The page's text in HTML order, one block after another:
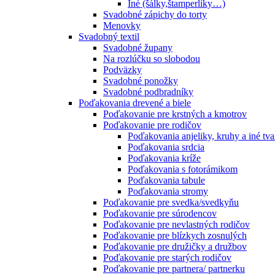
Iné (šálky,štamperlíky…)
Svadobné zápichy do torty
Menovky
Svadobný textil
Svadobné župany
Na rozlúčku so slobodou
Podväzky
Svadobné ponožky
Svadobné podbradníky
Poďakovania drevené a biele
Poďakovanie pre krstných a kmotrov
Poďakovanie pre rodičov
Poďakovania anjeliky, kruhy a iné
Poďakovania srdcia
Poďakovania kríže
Poďakovania s fotorámikom
Poďakovania tabule
Poďakovania stromy
Poďakovanie pre svedka/svedkyňu
Poďakovanie pre súrodencov
Poďakovanie pre nevlastných rodičov
Poďakovanie pre blízkych zosnulých
Poďakovanie pre družičky a družbov
Poďakovanie pre starých rodičov
Poďakovanie pre partnera/ partnerku